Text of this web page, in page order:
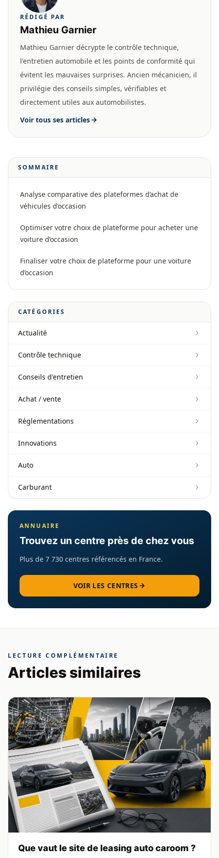
RÉDIGÉ PAR
Mathieu Garnier
Mathieu Garnier décrypte le contrôle technique,
l'entretien automobile et les points de conformité qui
évitent les mauvaises surprises. Ancien mécanicien, il
privilégie des conseils simples, vérifiables et
directement utiles aux automobilistes.
Voir tous ses articles
SOMMAIRE
Analyse comparative des plateformes d’achat de
véhicules d’occasion
Optimiser votre choix de plateforme pour acheter une
voiture d’occasion
Finaliser votre choix de plateforme pour une voiture
d’occasion
CATÉGORIES
Actualité
Contrôle technique
Conseils d'entretien
Achat / vente
Réglementations
Innovations
Auto
Carburant
ANNUAIRE
Trouvez un centre près de chez vous
Plus de 7 730 centres référencés en France.
VOIR LES CENTRES
LECTURE COMPLÉMENTAIRE
Articles similaires
Que vaut le site de leasing auto caroom ?